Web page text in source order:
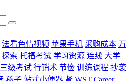
法看色情视频 苹果手机 采购成本 万
探索 托福考试 学习资源 连线 大学
级考试 行销术 节俭 训练课程 抄袭